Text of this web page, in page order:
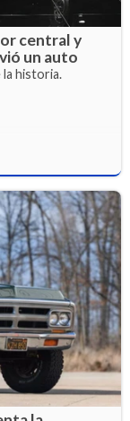
central y
un auto
la historia.